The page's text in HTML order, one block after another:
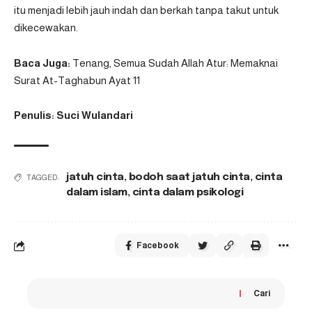
itu menjadi lebih jauh indah dan berkah tanpa takut untuk
dikecewakan.
Baca Juga: Tenang, Semua Sudah Allah Atur: Memaknai
Surat At-Taghabun Ayat 11
Penulis: Suci Wulandari
TAGGED: jatuh cinta, bodoh saat jatuh cinta, cinta
dalam islam, cinta dalam psikologi
Facebook
Cari